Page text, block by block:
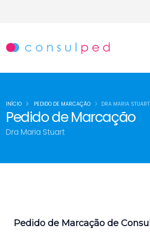
Pedido de Marcação
Dra Maria Stuart
INÍCIO PEDIDO DE MARCAÇÃO DRA MARIA STUART